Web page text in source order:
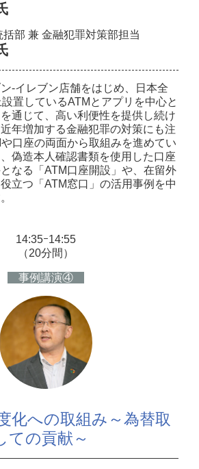
部 兼 金融犯罪対策部担当
‐イレブン店舗をはじめ、日本全
置しているATMとアプリを中心と
通じて、高い利便性を提供し続け
年増加する金融犯罪の対策にも注
口座の両面から取組みを進めてい
偽造本人確認書類を使用した口座
なる「ATM口座開設」や、在留外
立つ「ATM窓口」の活用事例を中
14:35ｰ14:55
（20分間）
事例講演④
化への取組み～為替取
ての貢献～